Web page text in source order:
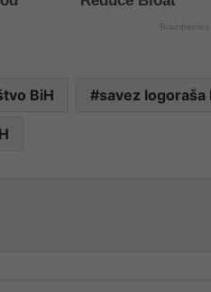
BiH savez logoraša